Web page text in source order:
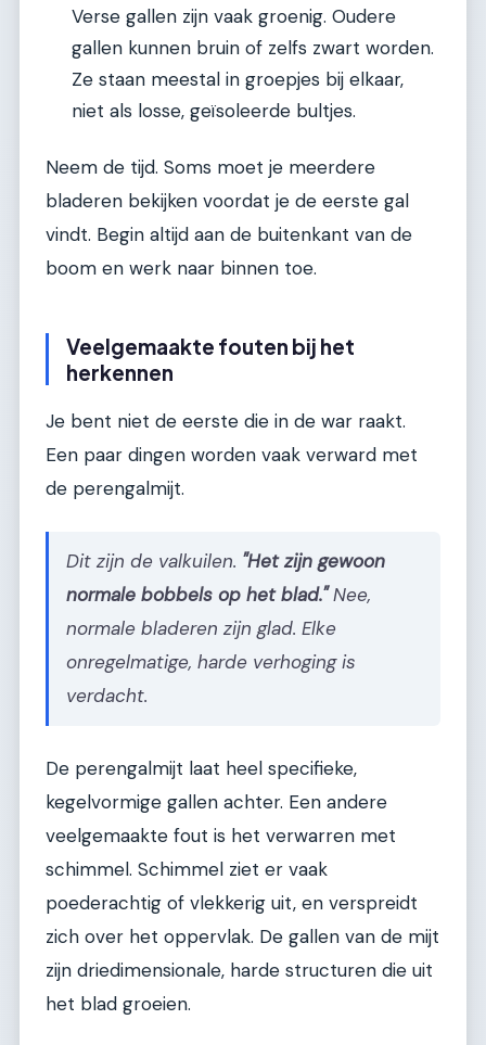
Verse gallen zijn vaak groenig. Oudere
gallen kunnen bruin of zelfs zwart worden.
Ze staan meestal in groepjes bij elkaar,
niet als losse, geïsoleerde bultjes.
Neem de tijd. Soms moet je meerdere
bladeren bekijken voordat je de eerste gal
vindt. Begin altijd aan de buitenkant van de
boom en werk naar binnen toe.
Veelgemaakte fouten bij het
herkennen
Je bent niet de eerste die in de war raakt.
Een paar dingen worden vaak verward met
de perengalmijt.
Dit zijn de valkuilen. "Het zijn gewoon
normale bobbels op het blad."Nee,
normale bladeren zijn glad. Elke
onregelmatige, harde verhoging is
verdacht.
De perengalmijt laat heel specifieke,
kegelvormige gallen achter. Een andere
veelgemaakte fout is het verwarren met
schimmel. Schimmel ziet er vaak
poederachtig of vlekkerig uit, en verspreidt
zich over het oppervlak. De gallen van de mijt
zijn driedimensionale, harde structuren die uit
het blad groeien.